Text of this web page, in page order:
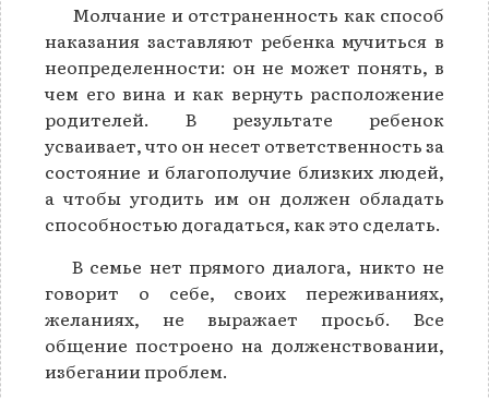
Молчание и отстраненность как способ
наказания заставляют ребенка мучиться в
неопределенности: он не может понять, в
чем его вина и как вернуть расположение
родителей. В результате ребенок
усваивает, что он несет ответственность за
состояние и благополучие близких людей,
а чтобы угодить им он должен обладать
способностью догадаться, как это сделать.
В семье нет прямого диалога, никто не
говорит о себе, своих переживаниях,
желаниях, не выражает просьб. Все
общение построено на долженствовании,
избегании проблем.